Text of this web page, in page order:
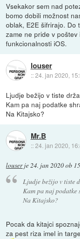
Vsekakor sem nad
bomo dobili možnost
oblak, E2E šifrirajo. Do
zame ne pride v
funkcionalnosti iOS.
louser
::24. jan 2020,
Ljudje bežijo v tiste
Kam pa naj podatke
Na Kitajsko?
Mr.B
::24. jan 2020,
louserje24. jan 2020 ob
Ljudje bežijo v tiste
Kam pa naj podatke
Na Kitajsko?
Pocak da kitajci
za pest riza imel in